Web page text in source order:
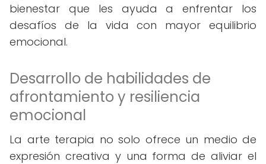
bienestar que les ayuda a enfrentar los
desafíos de la vida con mayor equilibrio
emocional.
Desarrollo de habilidades de
afrontamiento y resiliencia
emocional
La arte terapia no solo ofrece un medio de
expresión creativa y una forma de aliviar el